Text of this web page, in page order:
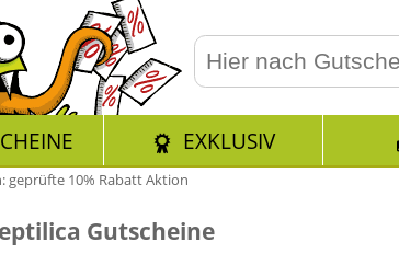
EXKLUSIV
geprüfte 10% Rabatt Aktion
Gutscheine